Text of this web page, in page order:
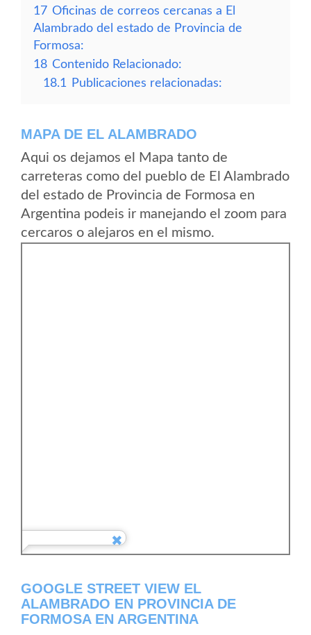
17 Oficinas de correos cercanas a El
Alambrado del estado de Provincia de
Formosa:
18 Contenido Relacionado:
18.1
Publicaciones relacionadas:
MAPA DE EL ALAMBRADO
Aqui os dejamos el Mapa tanto de
carreteras como del pueblo de El Alambrado
del estado de Provincia de Formosa en
Argentina podeis ir manejando el zoom para
cercaros o alejaros en el mismo.
GOOGLE STREET VIEW EL
ALAMBRADO EN PROVINCIA DE
FORMOSA EN ARGENTINA